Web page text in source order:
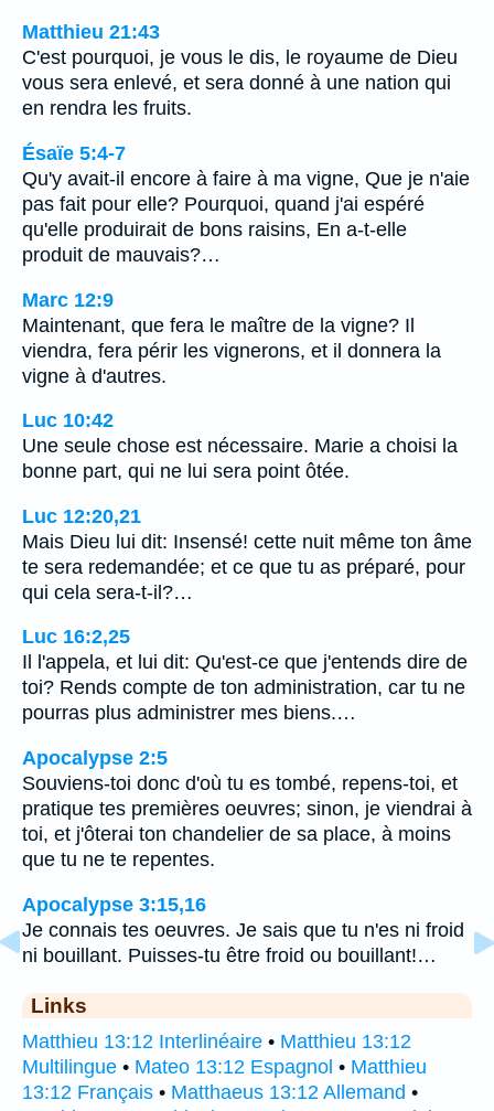
Matthieu 21:43
C'est pourquoi, je vous le dis, le royaume de Dieu
vous sera enlevé, et sera donné à une nation qui
en rendra les fruits.
Ésaïe 5:4-7
Qu'y avait-il encore à faire à ma vigne, Que je n'aie
pas fait pour elle? Pourquoi, quand j'ai espéré
qu'elle produirait de bons raisins, En a-t-elle
produit de mauvais?…
Marc 12:9
Maintenant, que fera le maître de la vigne? Il
viendra, fera périr les vignerons, et il donnera la
vigne à d'autres.
Luc 10:42
Une seule chose est nécessaire. Marie a choisi la
bonne part, qui ne lui sera point ôtée.
Luc 12:20,21
Mais Dieu lui dit: Insensé! cette nuit même ton âme
te sera redemandée; et ce que tu as préparé, pour
qui cela sera-t-il?…
Luc 16:2,25
Il l'appela, et lui dit: Qu'est-ce que j'entends dire de
toi? Rends compte de ton administration, car tu ne
pourras plus administrer mes biens.…
Apocalypse 2:5
Souviens-toi donc d'où tu es tombé, repens-toi, et
pratique tes premières oeuvres; sinon, je viendrai à
toi, et j'ôterai ton chandelier de sa place, à moins
que tu ne te repentes.
Apocalypse 3:15,16
Je connais tes oeuvres. Je sais que tu n'es ni froid
ni bouillant. Puisses-tu être froid ou bouillant!…
Links
Matthieu 13:12 Interlinéaire • Matthieu 13:12
Multilingue • Mateo 13:12 Espagnol • Matthieu
13:12 Français • Matthaeus 13:12 Allemand •